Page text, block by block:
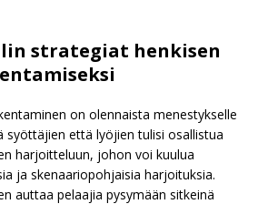
strategiat henkisen
on olennaista menestykselle
syöttäjien että lyöjien tulisi osallistua
harjoitteluun, johon voi kuulua
ja skenaariopohjaisia harjoituksia.
auttaa pelaajia pysymään sitkeinä